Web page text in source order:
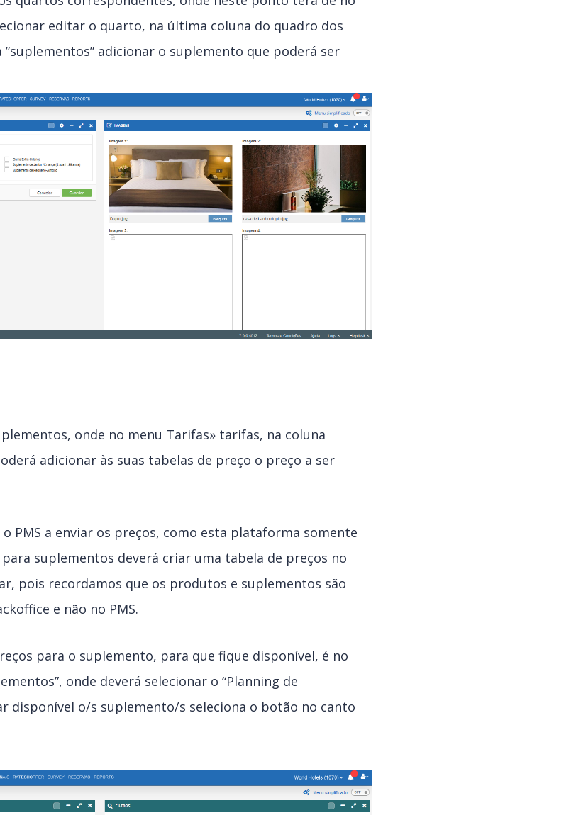
editar o quarto, na última coluna do quadro dos
adicionar o suplemento que poderá ser
onde no menu Tarifas» tarifas, na coluna
adicionar às suas tabelas de preço o preço a ser
o PMS a enviar os preços, como esta plataforma somente
suplementos deverá criar uma tabela de preços no
pois recordamos que os produtos e suplementos são
e não no PMS.
para o suplemento, para que fique disponível, é no
onde deverá selecionar o “Planning de
disponível o/s suplemento/s seleciona o botão no canto